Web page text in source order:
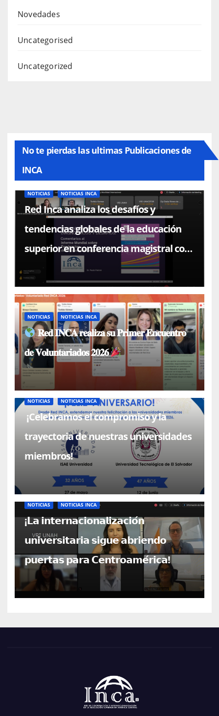
Novedades
Uncategorised
Uncategorized
No te pierdas las ultimas Publicaciones de
INCA
NOTICIAS NOTICIAS INCA
Red Inca analiza los desafíos y
tendencias globales de la educación
superior en conferencia magistral con
el Dr. Paulo Falcón
NOTICIAS NOTICIAS INCA
𝐑𝐞𝐝 𝐈𝐍𝐂𝐀 𝐫𝐞𝐚𝐥𝐢𝐳𝐚 𝐬𝐮 𝐏𝐫𝐢𝐦𝐞𝐫 𝐄𝐧𝐜𝐮𝐞𝐧𝐭𝐫𝐨
𝐝𝐞 𝐕𝐨𝐥𝐮𝐧𝐭𝐚𝐫𝐢𝐚𝐝𝐨𝐬 𝟐𝟎𝟐𝟔
NOTICIAS NOTICIAS INCA
¡Celebramos el compromiso y la
trayectoria de nuestras universidades
miembros!
NOTICIAS NOTICIAS INCA
¡𝗟𝗮 𝗶𝗻𝘁𝗲𝗿𝗻𝗮𝗰𝗶𝗼𝗻𝗮𝗹𝗶𝘇𝗮𝗰𝗶𝗼́𝗻
𝘂𝗻𝗶𝘃𝗲𝗿𝘀𝗶𝘁𝗮𝗿𝗶𝗮 𝘀𝗶𝗴𝘂𝗲 𝗮𝗯𝗿𝗶𝗲𝗻𝗱𝗼
𝗽𝘂𝗲𝗿𝘁𝗮𝘀 𝗽𝗮𝗿𝗮 𝗖𝗲𝗻𝘁𝗿𝗼𝗮𝗺𝗲́𝗿𝗶𝗰𝗮!